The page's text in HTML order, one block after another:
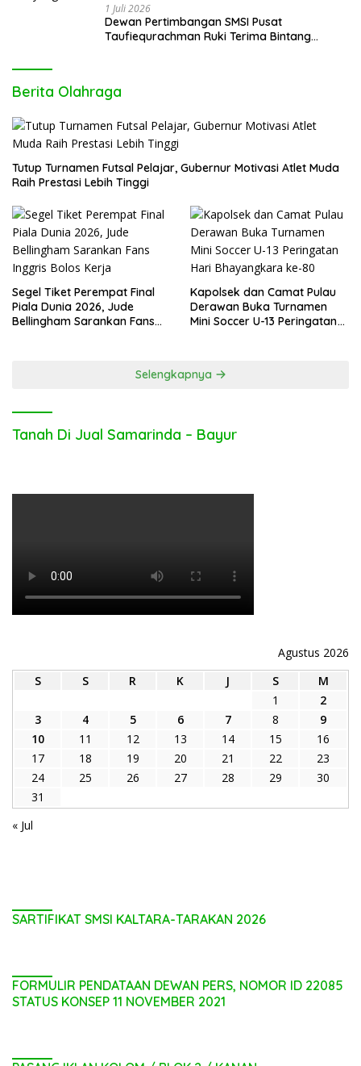
1 Juli 2026
Dewan Pertimbangan SMSI Pusat
Taufiequrachman Ruki Terima Bintang
Berita Olahraga
Tutup Turnamen Futsal Pelajar, Gubernur Motivasi Atlet Muda
Raih Prestasi Lebih Tinggi
Segel Tiket Perempat Final
Piala Dunia 2026, Jude
Bellingham Sarankan Fans
Kapolsek dan Camat Pulau
Derawan Buka Turnamen
Mini Soccer U-13 Peringatan
Selengkapnya
Tanah Di Jual Samarinda – Bayur
Agustus 2026
S
S R K J S
M
1
2
3
4 5 6 7 8
9
10
11 12 13 14 15
16
17
18 19 20 21 22
23
24
25 26 27 28 29
30
31
« Jul
SARTIFIKAT SMSI KALTARA-TARAKAN 2026
FORMULIR PENDATAAN DEWAN PERS, NOMOR ID 22085
STATUS KONSEP 11 NOVEMBER 2021